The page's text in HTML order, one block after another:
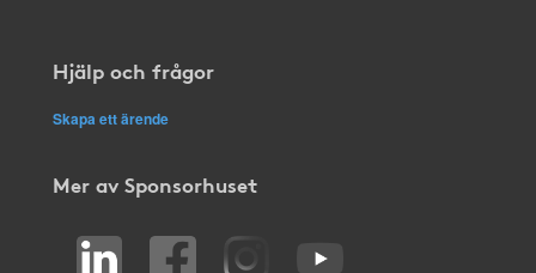
Hjälp och frågor
Skapa ett ärende
Mer av Sponsorhuset